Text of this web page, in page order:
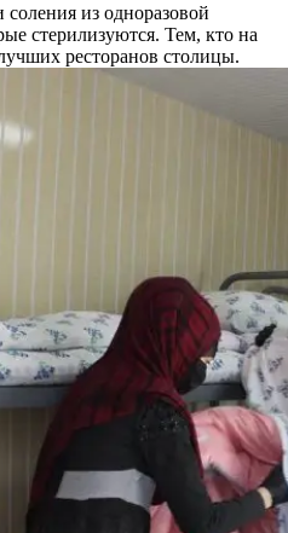
из одноразовой
стерилизуются. Тем, кто на
ресторанов столицы.